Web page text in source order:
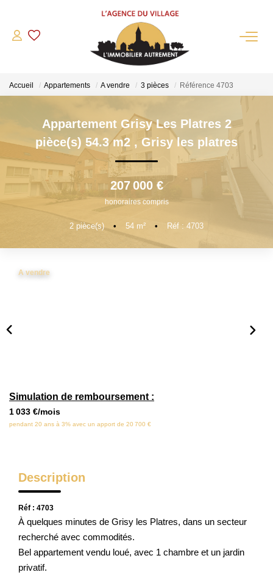
QUI SOMMES-NOUS?
L'agence
Notre Équipe
Nous Rejoindre
Nos Partenaires
NOS ACTUALITÉS
Maisons Anciennes
VENTES INTERACTIVES
NOS CLIENTS
Accueil Appartements A vendre 3 pièces Référence 4703
Appartement Grisy Les Platres 2
pièce(s) 54.3 m2 , Grisy les platres
207 000 €
honoraires compris
2 pièce(s) • 54 m² • Réf : 4703
A vendre
Simulation de remboursement :
1 033 €/mois
pendant 20 ans à 3% avec un apport de 20 700 €
Description
Réf : 4703
À quelques minutes de Grisy les Platres, dans un secteur
recherché avec commodités.
Bel appartement vendu loué, avec 1 chambre et un jardin
privatif.